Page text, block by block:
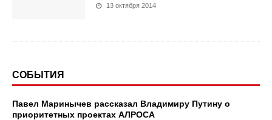
13 октября 2014
СОБЫТИЯ
Павел Маринычев рассказал Владимиру Путину о
приоритетных проектах АЛРОСА